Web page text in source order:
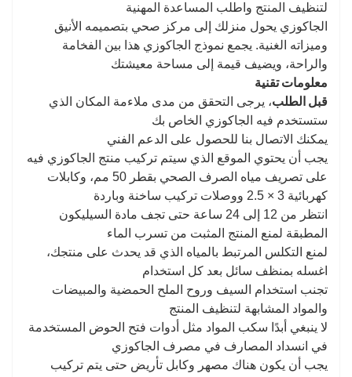
لتنظيف المنتج واطلب المساعدة المهنية
الجاكوزي يحول منزلك إلى مركز صحي بتصميمه الأنيق
وميزاته الغنية. يجمع نموذج الجاكوزي هذا بين الفخامة
والراحة، ويضيف قيمة إلى مساحة معيشتك
معلومات تقنية
قبل الطلب، يرجى التحقق من مدى ملاءمة المكان الذي
ستستخدم فيه الجاكوزي الخاص بك
يمكنك الاتصال بنا للحصول على الدعم الفني
يجب أن يحتوي الموقع الذي سيتم تركيب منتج الجاكوزي فيه
على تصريف مياه الصرف الصحي بقطر 50 مم، وكابلات
كهربائية 3 × 2.5 ووصلات تركيب ساخنة وباردة
انتظر من 12 إلى 24 ساعة حتى تجف مادة السيليكون
المطبقة لمنع المنتج المثبت من تسرب الماء
لمنع التكلس المرتبط بالمياه الذي قد يحدث على منتجك،
اغسله بمنظف سائل بعد كل استخدام
تجنب استخدام السيف وروح الملح الحمضية والمبيضات
والمواد المشابهة لتنظيف المنتج
لا ينبغي أبدًا سكب المواد مثل أدوات فتح الحوض المستخدمة
في انسداد المصارف في مصرف الجاكوزي
يجب أن يكون هناك مصهر وكابل تأريض حتى يتم تركيب